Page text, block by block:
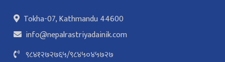
Tokha-07, Kathmandu 44600
info@nepalrastriyadainik.com
९८४१२७२७६५/९८४५०४५७२७